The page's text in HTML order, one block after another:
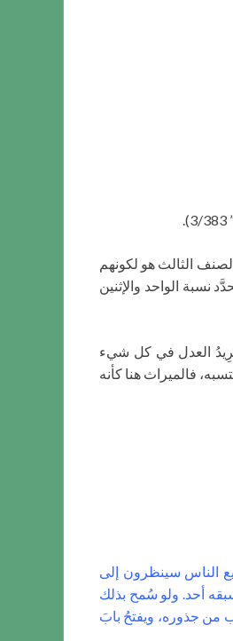
الثالث هو لكونهم
نسبة الواحد والإثنين
يُرِيدُ العدل في كل شيء
فالميراث هنا كأنه
الناس سينظرون إلى
أحد. ولو سُمح بذلك
من جذوره، ويفتحُ بابَ